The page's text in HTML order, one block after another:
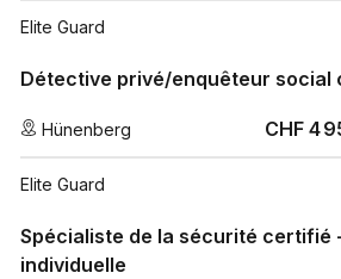
Elite Guard
Détective privé/enquêteur social
Hünenberg CHF 4
Elite Guard
Spécialiste de la sécurité certifié
individuelle